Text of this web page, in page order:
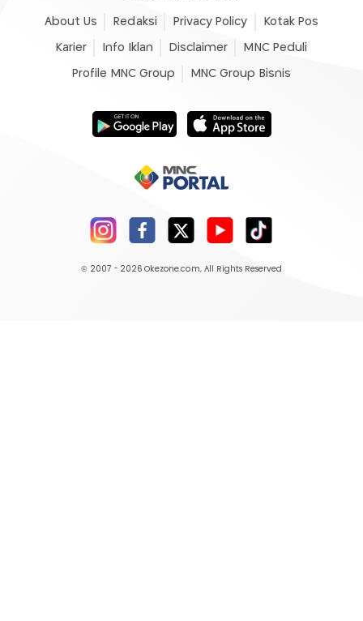
About Us Redaksi Privacy Policy Kotak Pos
Karier Info Iklan Disclaimer MNC Peduli
Profile MNC Group MNC Group Bisnis
© 2007 - 2026 Okezone.com, All Rights Reserved